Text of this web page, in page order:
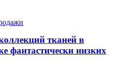
тканей в
фантастически низких